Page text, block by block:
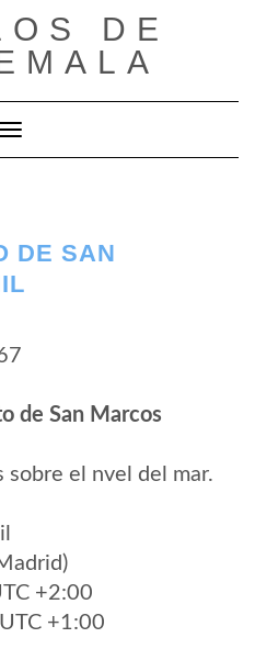
DE
Cambiar modo de navegación
DE SAN
de San Marcos
el nvel del mar.
+2:00
+1:00